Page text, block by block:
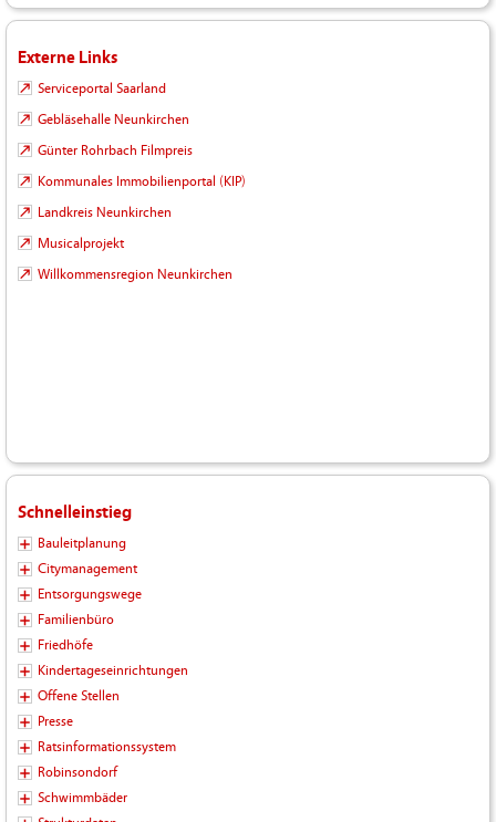
Externe Links
Serviceportal Saarland
Gebläsehalle Neunkirchen
Günter Rohrbach Filmpreis
Kommunales Immobilienportal (KIP)
Landkreis Neunkirchen
Musicalprojekt
Willkommensregion Neunkirchen
Schnelleinstieg
Bauleitplanung
Citymanagement
Entsorgungswege
Familienbüro
Friedhöfe
Kindertageseinrichtungen
Offene Stellen
Presse
Ratsinformationssystem
Robinsondorf
Schwimmbäder